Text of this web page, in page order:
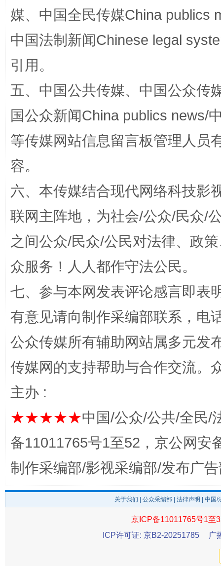
完善运行机制助力责任有效落实
东山县通报“牛蛙产品抗生素超标问题” 法
媒、中国全民传媒China publics
中国法制新闻Chinese legal
引用。
五、中国公共传媒、中国公众传
国公众新闻China publics news/
等传媒网站信息留言板管理人员
容。
六、本传媒结合现代网络科技影
联网主阵地，为社会/公众/民众/
之间公众/民众/公民对法律、政
众服务！人人都作守法公民。
七、参与本网发表评论感言即表
有意见请向制作采编部联系，电
公众传媒所有辅助网站属多元发
传媒网的支持帮助与合作交流。
主办 :
★★★★★中国/公众/公共/全民/
备11011765号1至52，京公网安
制作采编部/影视采编部/发布广
关于我们 公众采编部 法律声明 | 中国
京ICP备11011765号1至
ICP许可证: 京B2-20251785
广